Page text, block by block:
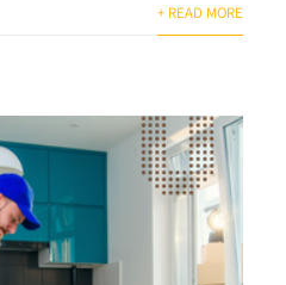
+ READ MORE